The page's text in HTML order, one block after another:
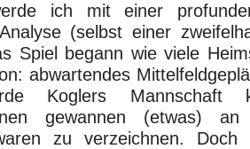
ich mit einer
(selbst einer
Spiel begann wie viele
abwartendes
Koglers Mannschaft
gewannen (etwas)
zu verzeichnen.